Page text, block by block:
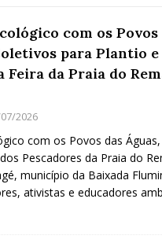
EVENTOS
Cronicamente
Mobilidade 10 Anos Após
com os Povos
para Plantio e
Feira da Praia do
2026
com os Povos das
Pescadores da Praia do
município da Baixada
ativistas e educadores